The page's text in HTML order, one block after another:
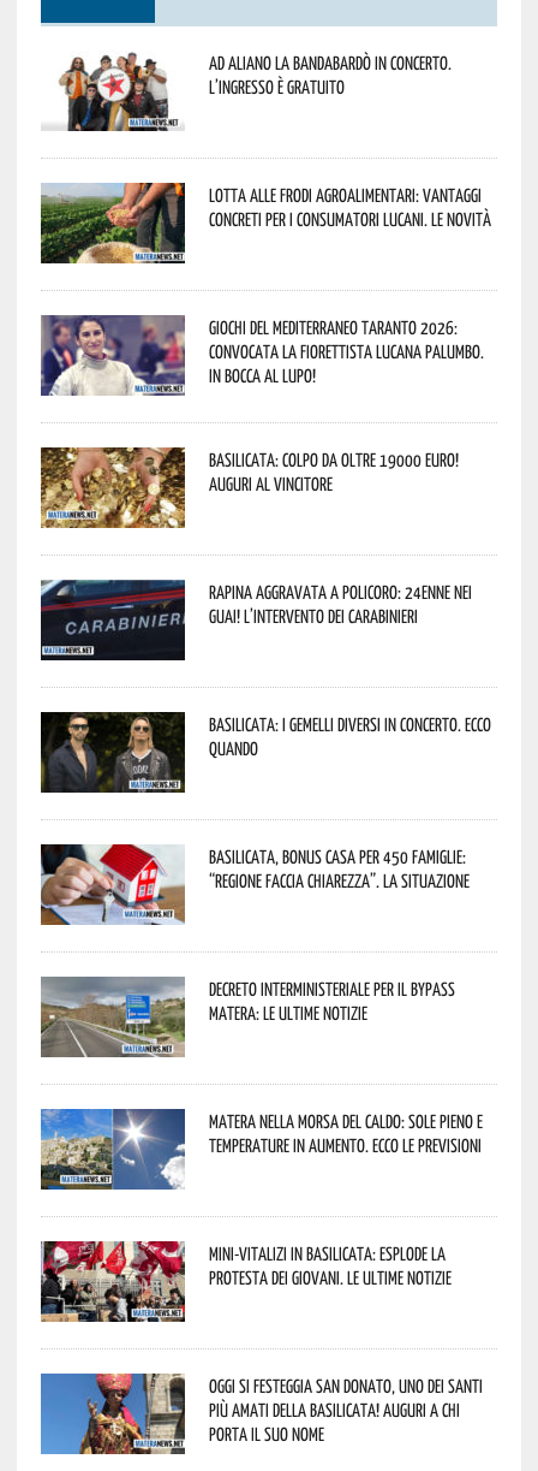
Ad Aliano la Bandabardò in concerto.
L’ingresso è gratuito
Lotta alle frodi agroalimentari: vantaggi
concreti per i consumatori lucani. Le novità
Giochi del Mediterraneo Taranto 2026:
convocata la fiorettista lucana Palumbo.
In bocca al lupo!
Basilicata: colpo da oltre 19000 Euro!
Auguri al vincitore
Rapina aggravata a Policoro: 24enne nei
guai! L’intervento dei Carabinieri
Basilicata: i Gemelli DiVersi in concerto. Ecco
quando
Basilicata, Bonus casa per 450 famiglie:
“Regione faccia chiarezza”. La situazione
Decreto interministeriale per il Bypass
Matera: le ultime notizie
Matera nella morsa del caldo: sole pieno e
temperature in aumento. Ecco le previsioni
Mini-vitalizi in Basilicata: esplode la
protesta dei giovani. Le ultime notizie
Oggi si festeggia San Donato, uno dei Santi
più amati della Basilicata! Auguri a chi
porta il suo nome